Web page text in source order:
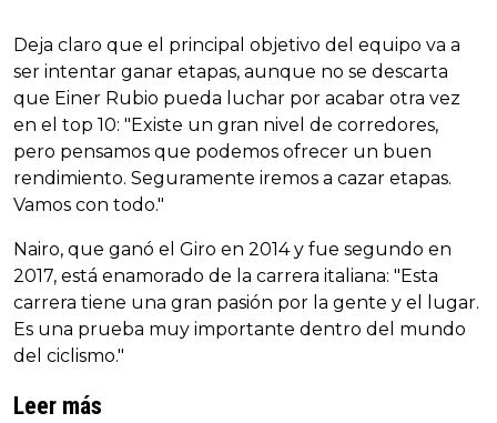
Deja claro que el principal objetivo del equipo va a
ser intentar ganar etapas, aunque no se descarta
que Einer Rubio pueda luchar por acabar otra vez
en el top 10: "Existe un gran nivel de corredores,
pero pensamos que podemos ofrecer un buen
rendimiento. Seguramente iremos a cazar etapas.
Vamos con todo."
Nairo, que ganó el Giro en 2014 y fue segundo en
2017, está enamorado de la carrera italiana: "Esta
carrera tiene una gran pasión por la gente y el lugar.
Es una prueba muy importante dentro del mundo
del ciclismo."
Leer más